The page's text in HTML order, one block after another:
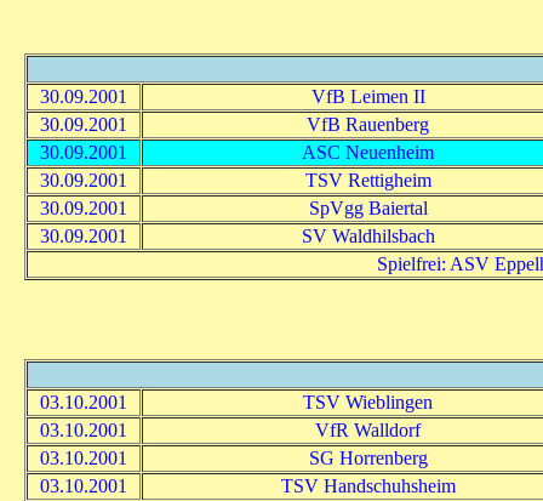
30.09.2001
VfB Leimen II
30.09.2001
VfB Rauenberg
30.09.2001
ASC Neuenheim
30.09.2001
TSV Rettigheim
30.09.2001
SpVgg Baiertal
30.09.2001
SV Waldhilsbach
Spielfrei: ASV
03.10.2001
TSV Wieblingen
03.10.2001
VfR Walldorf
03.10.2001
SG Horrenberg
03.10.2001
TSV Handschuhsheim